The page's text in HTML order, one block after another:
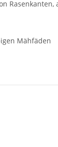
Mähfäden